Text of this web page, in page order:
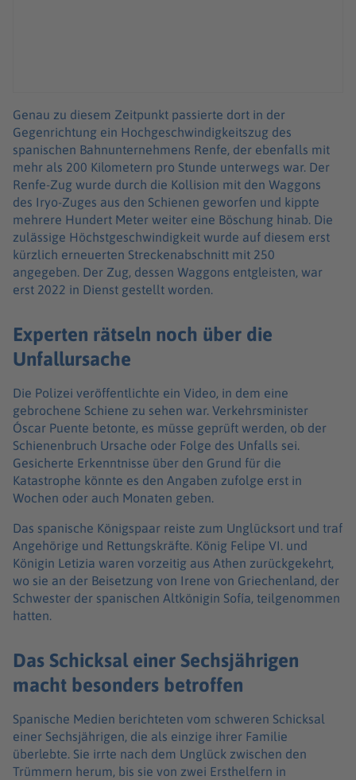
Genau zu diesem Zeitpunkt passierte dort in der
Gegenrichtung ein Hochgeschwindigkeitszug des
spanischen Bahnunternehmens Renfe, der ebenfalls mit
mehr als 200 Kilometern pro Stunde unterwegs war. Der
Renfe-Zug wurde durch die Kollision mit den Waggons
des Iryo-Zuges aus den Schienen geworfen und kippte
mehrere Hundert Meter weiter eine Böschung hinab. Die
zulässige Höchstgeschwindigkeit wurde auf diesem erst
kürzlich erneuerten Streckenabschnitt mit 250
angegeben. Der Zug, dessen Waggons entgleisten, war
erst 2022 in Dienst gestellt worden.
Experten rätseln noch über die
Unfallursache
Die Polizei veröffentlichte ein Video, in dem eine
gebrochene Schiene zu sehen war. Verkehrsminister
Óscar Puente betonte, es müsse geprüft werden, ob der
Schienenbruch Ursache oder Folge des Unfalls sei.
Gesicherte Erkenntnisse über den Grund für die
Katastrophe könnte es den Angaben zufolge erst in
Wochen oder auch Monaten geben.
Das spanische Königspaar reiste zum Unglücksort und traf
Angehörige und Rettungskräfte. König Felipe VI. und
Königin Letizia waren vorzeitig aus Athen zurückgekehrt,
wo sie an der Beisetzung von Irene von Griechenland, der
Schwester der spanischen Altkönigin Sofía, teilgenommen
hatten.
Das Schicksal einer Sechsjährigen
macht besonders betroffen
Spanische Medien berichteten vom schweren Schicksal
einer Sechsjährigen, die als einzige ihrer Familie
überlebte. Sie irrte nach dem Unglück zwischen den
Trümmern herum, bis sie von zwei Ersthelfern in